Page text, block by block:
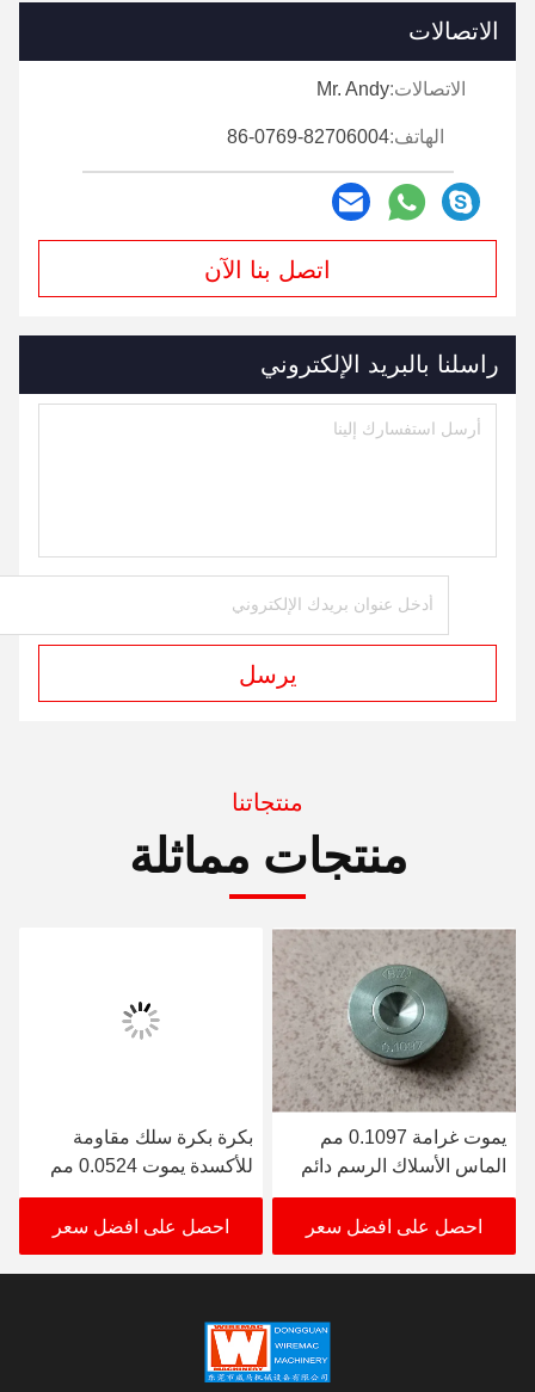
الاتصالات
الاتصالات:Mr. Andy
الهاتف:86-0769-82706004
اتصل بنا الآن
راسلنا بالبريد الإلكتروني
يرسل
منتجاتنا
منتجات مماثلة
يموت غرامة 0.1097 مم
الماس الأسلاك الرسم دائم
كربيد التنجستن
احصل على افضل سعر
بكرة بكرة سلك مقاومة
للأكسدة يموت 0.0524 مم
لآلة سحب النحاس
احصل على افضل سعر